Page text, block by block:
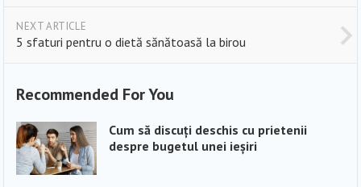
NEXT ARTICLE
5 sfaturi pentru o dietă sănătoasă la birou
Recommended For You
Cum să discuți deschis cu prietenii
despre bugetul unei ieșiri